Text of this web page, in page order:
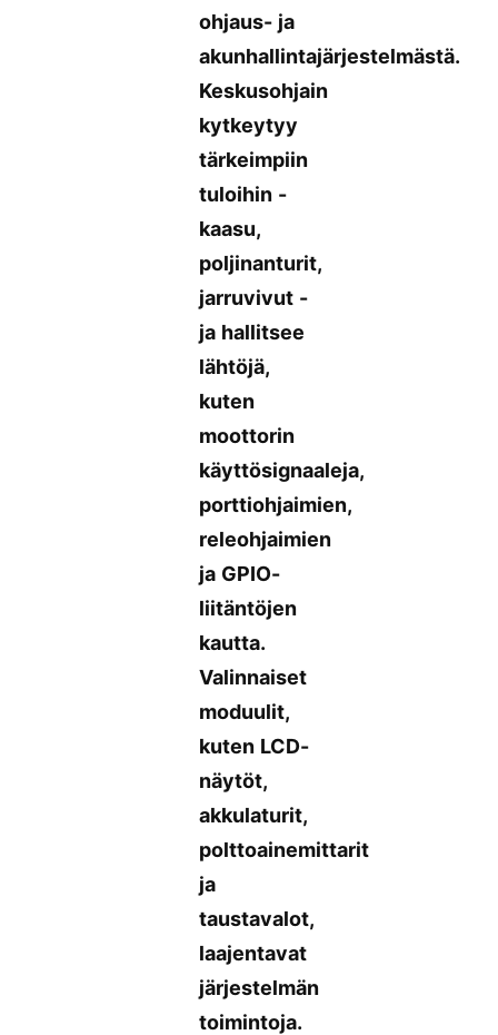
ohjaus- ja
akunhallintajärjestelmästä.
Keskusohjain
kytkeytyy
tärkeimpiin
tuloihin -
kaasu,
poljinanturit,
jarruvivut -
ja hallitsee
lähtöjä,
kuten
moottorin
käyttösignaaleja,
porttiohjaimien,
releohjaimien
ja GPIO-
liitäntöjen
kautta.
Valinnaiset
moduulit,
kuten LCD-
näytöt,
akkulaturit,
polttoainemittarit
ja
taustavalot,
laajentavat
järjestelmän
toimintoja.